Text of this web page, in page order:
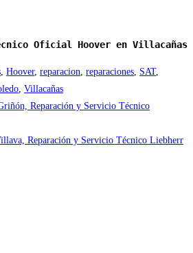
Oficial Hoover en Villacañas
, Hoover, reparacion, reparaciones, SAT,
, Villacañas
Reparación y Servicio Técnico
Reparación y Servicio Técnico Liebherr